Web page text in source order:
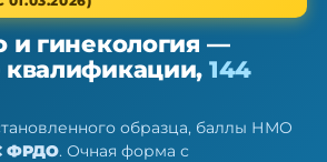
типовая программа
и гинекология — ПК,
и гинекология —
144
образца, баллы НМО
ФРДО. Очная форма с